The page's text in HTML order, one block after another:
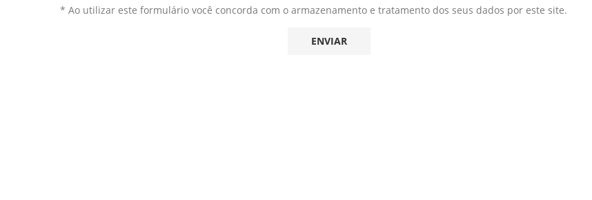
* Ao utilizar este formulário você concorda com o armazenamento e tratamento dos seus dados por este site.